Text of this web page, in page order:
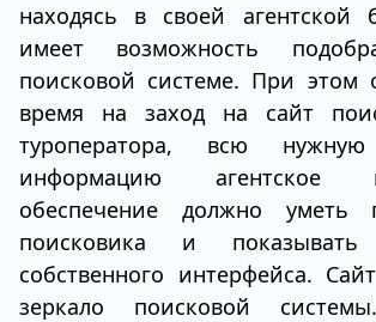
находясь в своей агентской
имеет возможность
поисковой системе. При этом
время на заход на сайт
туроператора, всю
информацию агентское
обеспечение должно уметь
поисковика и
собственного интерфейса.
зеркало поисковой